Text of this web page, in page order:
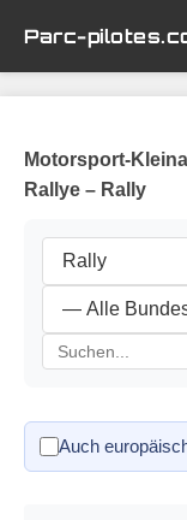
Parc-
Motorsport-
Rallye – Rally
Auch